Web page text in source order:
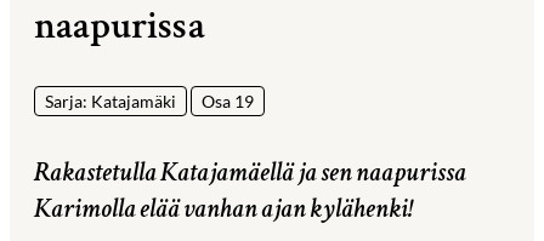
naapurissa
Sarja: Katajamäki Osa 19
Rakastetulla Katajamäellä ja sen naapurissa
Karimolla elää vanhan ajan kylähenki!